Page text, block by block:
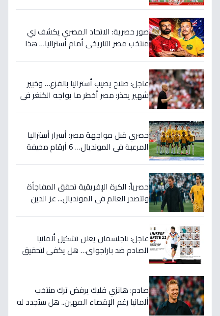
صور حصرية: الاتحاد المصري يكشف زي
منتخب مصر التاريخي أمام أستراليا… هذا
عاجل: صلاح يصيب أستراليا بالفزع… وخبير
شهير يحذر: مصر أخطر ما يواجه الكنغر في
حصري قبل مواجهة مصر: أسرار أستراليا
المرعبة في المونديال… 6 أرقام مخيفة
حصرياً: الكرة الإفريقية تحقق المفاجأة
وتتصدر العالم في المونديال... عز الدين
عاجل: ناجلسمان يعلن تشكيل ألمانيا
الصادم ضد باراجواي… هل يكفي لتحقيق
صادم: هانزي فليك يرفض ترك منتخب
ألمانيا رغم الإقصاء المهين.. هل سيُجدد له